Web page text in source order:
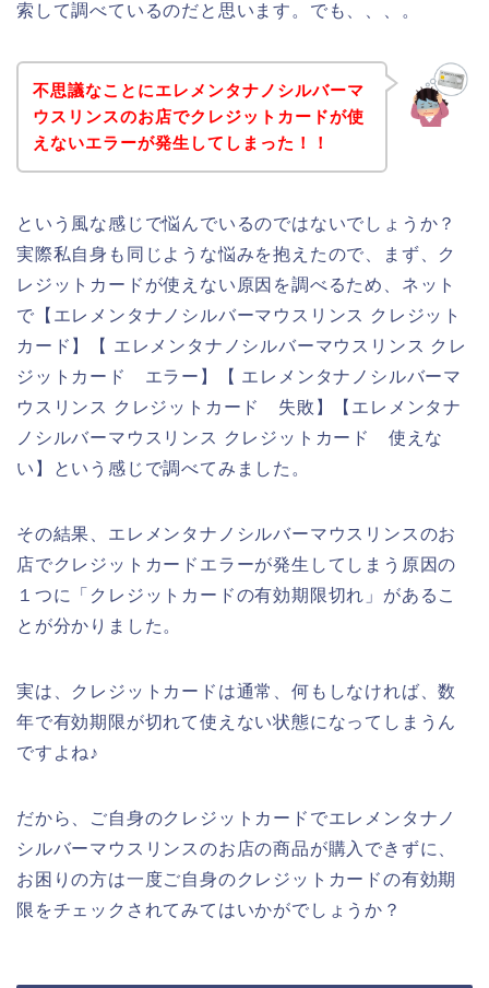
索して調べているのだと思います。でも、、、。
不思議なことにエレメンタナノシルバーマ
ウスリンスのお店でクレジットカードが使
えないエラーが発生してしまった！！
という風な感じで悩んでいるのではないでしょうか？
実際私自身も同じような悩みを抱えたので、まず、ク
レジットカードが使えない原因を調べるため、ネット
で【エレメンタナノシルバーマウスリンス クレジット
カード】【 エレメンタナノシルバーマウスリンス クレ
ジットカード エラー】【 エレメンタナノシルバーマ
ウスリンス クレジットカード 失敗】【エレメンタナ
ノシルバーマウスリンス クレジットカード 使えな
い】という感じで調べてみました。
その結果、エレメンタナノシルバーマウスリンスのお
店でクレジットカードエラーが発生してしまう原因の
１つに「クレジットカードの有効期限切れ」があるこ
とが分かりました。
実は、クレジットカードは通常、何もしなければ、数
年で有効期限が切れて使えない状態になってしまうん
ですよね♪
だから、ご自身のクレジットカードでエレメンタナノ
シルバーマウスリンスのお店の商品が購入できずに、
お困りの方は一度ご自身のクレジットカードの有効期
限をチェックされてみてはいかがでしょうか？